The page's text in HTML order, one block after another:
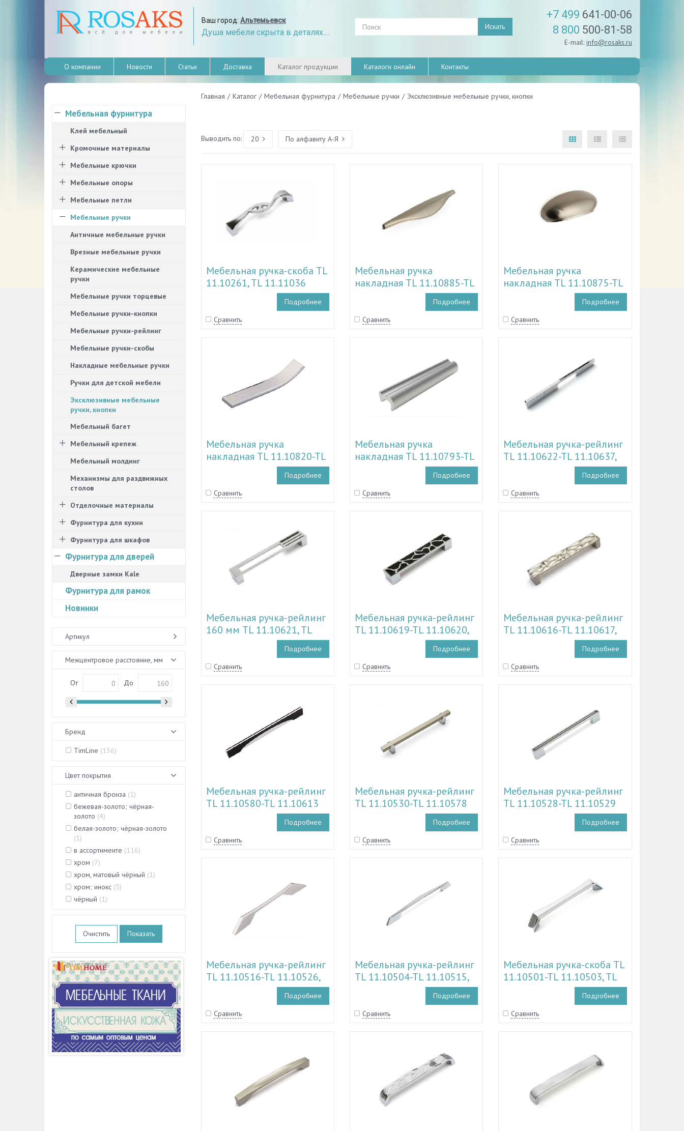
Ваш город: Альтемьевск
Душа мебели скрыта в деталях....
Искать
+7 499 641-00-06
8 800 500-81-58
E-mail: info@rosaks.ru
О компании Новости Статьи Доставка Каталог продукции Каталоги онлайн Контакты
Главная / Каталог / Мебельная фурнитура / Мебельные ручки / Эксклюзивные мебельные ручки, кнопки
Выводить по: 20 По алфавиту А-Я
Мебельная ручка-скоба TL
11.10261, TL 11.11036
Подробнее
Сравнить
Мебельная ручка
накладная TL 11.10885-TL
Подробнее
Сравнить
Мебельная ручка
накладная TL 11.10875-TL
11.10884, TL 11.11176-TL
Подробнее
Сравнить
Мебельная ручка
накладная TL 11.10820-TL
Подробнее
Сравнить
Мебельная ручка
накладная TL 11.10793-TL
Подробнее
Сравнить
Мебельная ручка-рейлинг
TL 11.10622-TL 11.10637,
TL 11.11192-TL 11.11195
Подробнее
Сравнить
Мебельная ручка-рейлинг
160 мм TL 11.10621, TL
Подробнее
Сравнить
Мебельная ручка-рейлинг
TL 11.10619-TL 11.10620,
TL 11.11189-TL 11.11190
Подробнее
Сравнить
Мебельная ручка-рейлинг
TL 11.10616-TL 11.10617,
Подробнее
Сравнить
Мебельная ручка-рейлинг
TL 11.10580-TL 11.10613
Подробнее
Сравнить
Мебельная ручка-рейлинг
TL 11.10530-TL 11.10578
Подробнее
Сравнить
Мебельная ручка-рейлинг
TL 11.10528-TL 11.10529
Подробнее
Сравнить
Мебельная ручка-рейлинг
TL 11.10516-TL 11.10526,
TL 11.11183-TL 11.11185
Подробнее
Сравнить
Мебельная ручка-рейлинг
TL 11.10504-TL 11.10515,
TL 11.11180-TL 11.11182
Подробнее
Сравнить
Мебельная ручка-скоба TL
11.10501-TL 11.10503, TL
Подробнее
Сравнить
Мебельная фурнитура
Клей мебельный
Кромочные материалы
Мебельные крючки
Мебельные опоры
Мебельные петли
Мебельные ручки
Античные мебельные ручки
Врезные мебельные ручки
Керамические мебельные
ручки
Мебельные ручки торцевые
Мебельные ручки-кнопки
Мебельные ручки-рейлинг
Мебельные ручки-скобы
Накладные мебельные ручки
Ручки для детской мебели
Эксклюзивные мебельные
ручки, кнопки
Мебельный багет
Мебельный крепеж
Мебельный молдинг
Механизмы для раздвижных
столов
Отделочные материалы
Фурнитура для кухни
Фурнитура для шкафов
Фурнитура для дверей
Дверные замки Kale
Фурнитура для рамок
Новинки
Артикул
Межцентровое расстояние, мм
От До
Бренд
TimLine (136)
Цвет покрытия
античная бронза (1)
бежевая-золото; чёрная-
золото (4)
белая-золото; чёрная-золото
(1)
в ассортименте (116)
хром (7)
хром, матовый чёрный (1)
хром; инокс (5)
чёрный (1)
Очистить